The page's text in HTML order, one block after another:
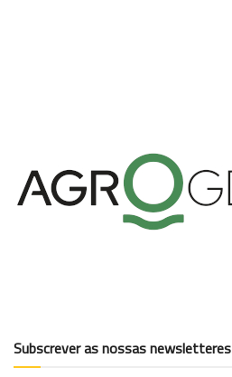
Subscrever as nossas newsletteres